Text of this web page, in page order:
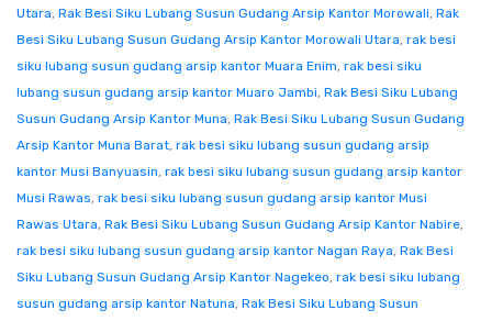
Utara, Rak Besi Siku Lubang Susun Gudang Arsip Kantor Morowali, Rak
Besi Siku Lubang Susun Gudang Arsip Kantor Morowali Utara, rak besi
siku lubang susun gudang arsip kantor Muara Enim, rak besi siku
lubang susun gudang arsip kantor Muaro Jambi, Rak Besi Siku Lubang
Susun Gudang Arsip Kantor Muna, Rak Besi Siku Lubang Susun Gudang
Arsip Kantor Muna Barat, rak besi siku lubang susun gudang arsip
kantor Musi Banyuasin, rak besi siku lubang susun gudang arsip kantor
Musi Rawas, rak besi siku lubang susun gudang arsip kantor Musi
Rawas Utara, Rak Besi Siku Lubang Susun Gudang Arsip Kantor Nabire,
rak besi siku lubang susun gudang arsip kantor Nagan Raya, Rak Besi
Siku Lubang Susun Gudang Arsip Kantor Nagekeo, rak besi siku lubang
susun gudang arsip kantor Natuna, Rak Besi Siku Lubang Susun